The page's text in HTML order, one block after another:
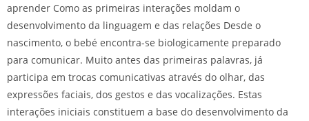
aprender Como as primeiras interações moldam o
desenvolvimento da linguagem e das relações Desde o
nascimento, o bebé encontra-se biologicamente preparado
para comunicar. Muito antes das primeiras palavras, já
participa em trocas comunicativas através do olhar, das
expressões faciais, dos gestos e das vocalizações. Estas
interações iniciais constituem a base do desenvolvimento da